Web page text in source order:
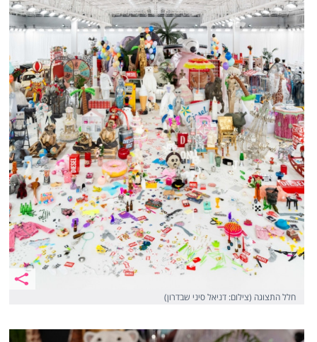
חלל התצוגה (צילום: דניאל סיני שבדרון)